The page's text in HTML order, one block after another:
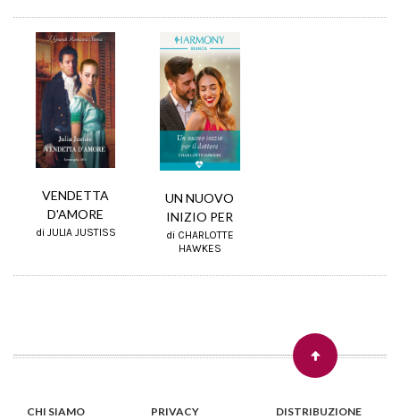
VENDETTA
D'AMORE
di JULIA JUSTISS
UN NUOVO
INIZIO PER
di CHARLOTTE
HAWKES
CHI SIAMO
PRIVACY
DISTRIBUZIONE